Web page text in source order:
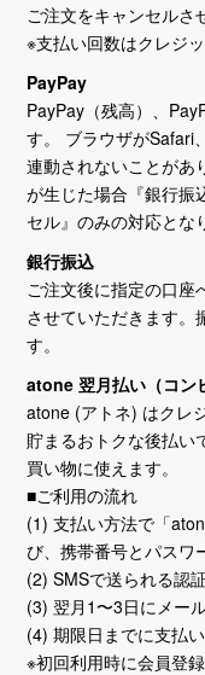
ご注文をキャンセルさ
※支払い回数はクレジ
PayPay
PayPay（残高）、
す。 ブラウザがSafari
連動されないことがあ
が生じた場合『銀行振
セル』のみの対応とな
銀行振込
ご注文後に指定の口座
させていただきます。
す。
atone 翌月払い（コン
atone (アトネ) はクレ
貯まるおトクな後払い
買い物に使えます。
■ご利用の流れ
(1) 支払い方法で「
び、携帯番号とパスワ
(2) SMSで送られる認
(3) 翌月1〜3日にメー
(4) 期限日までに支払い
※初回利用時に会員登録